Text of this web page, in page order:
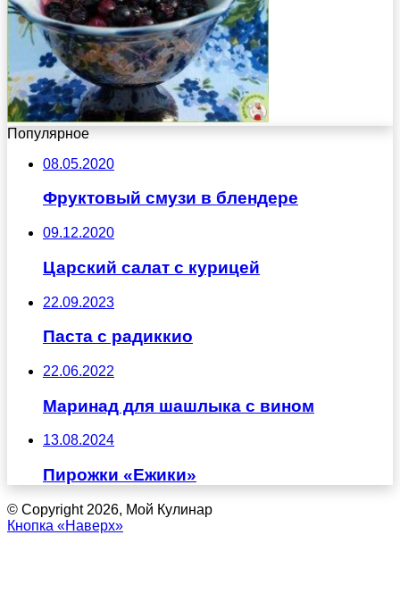
Популярное
08.05.2020
Фруктовый смузи в блендере
09.12.2020
Царский салат с курицей
22.09.2023
Паста с радиккио
22.06.2022
Маринад для шашлыка с вином
13.08.2024
Пирожки «Ежики»
© Copyright 2026, Мой Кулинар
Кнопка «Наверх»